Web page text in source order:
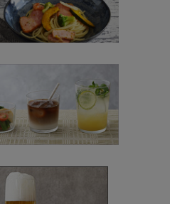
- スフレ・ココット
- 茶碗蒸し
ブランドで探す
- 人気シリーズ
- オリジナル食器